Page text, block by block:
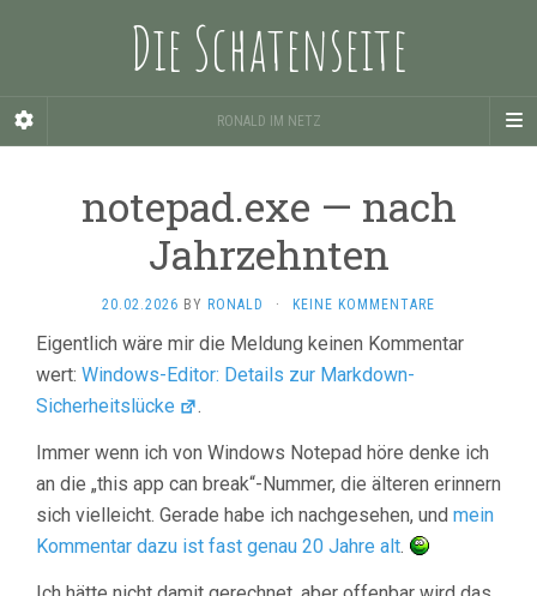
Die Schatenseite
RONALD IM NETZ
notepad.exe — nach
Jahrzehnten
20.02.2026 BY RONALD · KEINE KOMMENTARE
Eigentlich wäre mir die Meldung keinen Kommentar
wert: Windows-Editor: Details zur Markdown-
Sicherheitslücke
.
Immer wenn ich von Windows Notepad höre denke ich
an die „this app can break“-Nummer, die älteren erinnern
sich vielleicht. Gerade habe ich nachgesehen, und mein
Kommentar dazu ist fast genau 20 Jahre alt.